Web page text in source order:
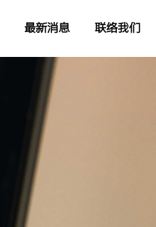
最新消息 联络我们